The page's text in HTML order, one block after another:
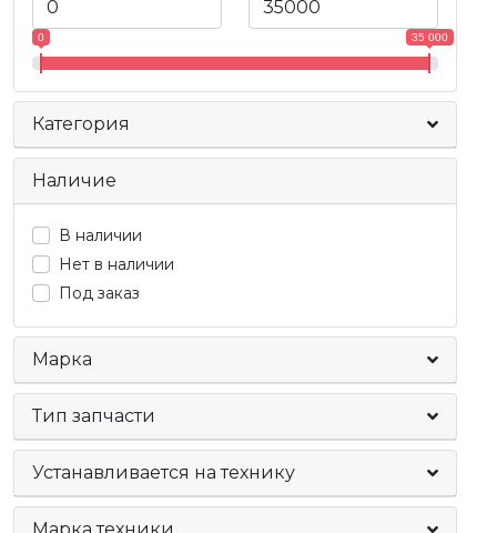
0 35 000
Наличие
В наличии
Нет в наличии
Под заказ
Марка
Тип запчасти
Устанавливается на технику
Категория